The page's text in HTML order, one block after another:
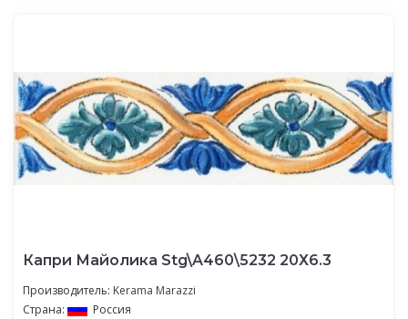
Капри Майолика Stg\A460\5232 20Х6.3
Производитель: Kerama Marazzi
Страна:
Россия